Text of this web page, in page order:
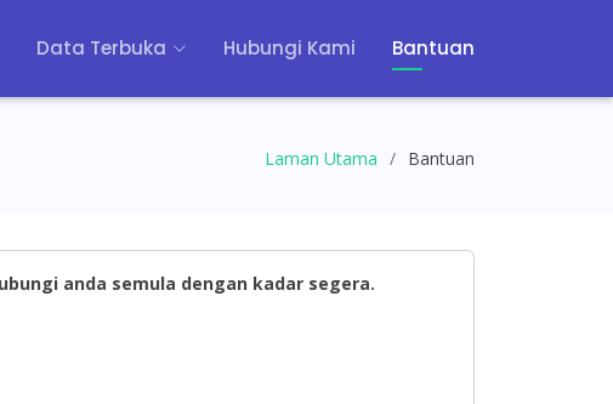
Data Terbuka Hubungi Kami Bantuan
Laman Utama Bantuan
anda semula dengan kadar segera.